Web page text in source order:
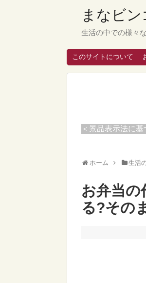
まなビン
生活の中での様々
このサイトについて
＜景品表示法に
ホーム 生活
お弁当の
る?その